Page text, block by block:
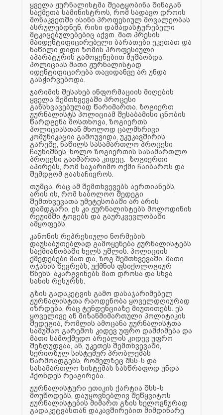
ყველა ჟურნალისტმა შეატყობინა შინაგან
საქმეთა სამინისტროს, რომ სადავო დროის
მონაკვეთში ისინი პროფესიულ მოვალეობას
ასრულებდნენ, რისი დამადასტურებელი
მტკიცებულებებიც აქვთ. მათ პრესის
მაიდენტიფიცირებელი ბარათები ეკეთათ და
ნაწილი დიდი ზომის პროფესიული
აპარატურის გამოყენებით მუშაობდა.
პოლიციას მათი ჟურნალისტად
იდენტიფიცირება თავიდანვე არ უნდა
გასჭირვებოდა.
ჯარიმის შესახებ ინფორმაციის მიღების
ყველა შემთხვევაში პროცესი
განსხვავებულად წარიმართა. ზოგიერთ
ჟურნალისტს პოლიციამ შესაბამისი ცნობის
წარდგენა მოსთხოვა, ზოგიერთს
პოლიციასთან მხოლოდ ცალმხრივი
კომუნიკაცია გამოუვიდა, უკუკავშირის
გარეშე, ნაწილს სასამართლო პროცესი
ჩაუნიშნეს, ხოლო ზოგიერთის სასამართლო
პროცესი გაიმართა კიდეც. ზოგიერთი
აპირებს, რომ საჯარიმო ოქმი ჩაიბაროს და
შემდგომ გაასაჩივროს.
თუმცა, რაც ამ შემთხვევებს აერთიანებს,
არის ის, რომ საბოლოო შედეგი
შემთხვევათა უმეტესობაში არ არის
დამდგარი, ეს კი ჟურნალისტებს მოლოდინის
რეჟიმში ტოვებს და გაურკვევლობაში
ამყოფებს.
კანონის რეპრესიული ნორმების
დაუსაბუთებლად გამოყენება ჟურნალისტებს
საქმიანობაში ხელს უშლის. პოლიციის
ქმედებები მათ და, ზოგ შემთხვევაში, მათი
ოჯახის წევრებს, უქმნის ფსიქოლოგიურ
წნეხს, აკარგვინებს მათ დროსა და სხვა
სახის რესურსს.
გზის გადაკეტვის გამო დასაჯარიმებელ
ჟურნალისტთა რაოდენობა ყოველდღიურად
იზრდება, რაც ტენდენციაზე მიუთითებს. ეს
ყოველივე ან მიზანმიმართული პოლიტიკის
შედეგია, რომლის ამოცანა ჟურნალისტთა
სამუშაო გარემოს კიდევ უფრო დამძიმება და
მათი სამოქმედო არეალის კიდევ უფრო
შეზღუდვაა, ან, უკეთეს შემთხვევაში,
სერიოზულ სისტემურ პრობლემას
წარმოადგენს, რომელზეც შსს-ს და
სასამართლო სისტემას სასწრაფოდ უნდა
ჰქონდეს რეაგირება.
ჟურნალისტური ეთიკის ქარტია შსს-ს
მოუწოდებს, დაუყოვნებლივ შეწყვიტოს
ჟურნალისტების მიმართ გზის ხელოვნურად
გადაკეტვასთან დაკავშირებით მიმდინარე